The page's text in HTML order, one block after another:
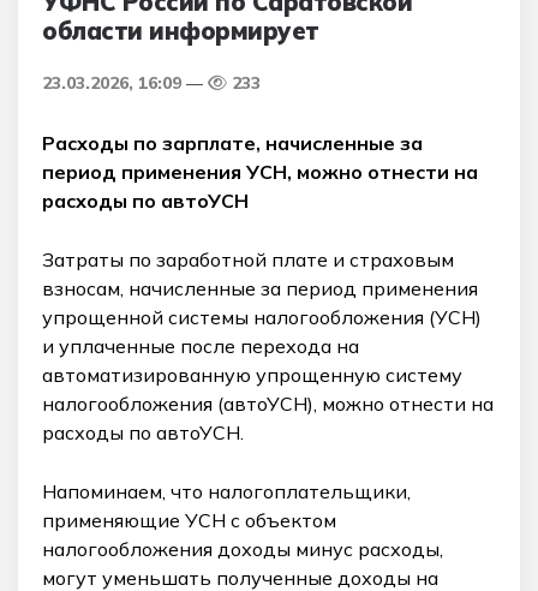
области информирует
23.03.2026, 16:09 233
Расходы по зарплате, начисленные за
период применения УСН, можно отнести на
расходы по автоУСН
Затраты по заработной плате и страховым
взносам, начисленные за период применения
упрощенной системы налогообложения (УСН)
и уплаченные после перехода на
автоматизированную упрощенную систему
налогообложения (автоУСН), можно отнести на
расходы по автоУСН.
Напоминаем, что налогоплательщики,
применяющие УСН с объектом
налогообложения доходы минус расходы,
могут уменьшать полученные доходы на